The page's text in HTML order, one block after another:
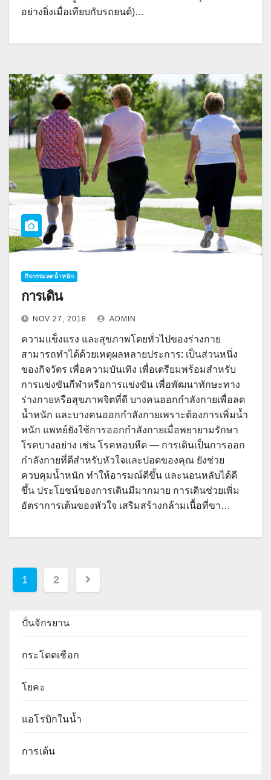
อย่างยิ่งเมื่อเทียบกับรถยนต์)…
กิจกรรมลดน้ำหนัก
การเดิน
NOV 27, 2018 ADMIN
ความแข็งแรง และสุขภาพโดยทั่วไปของร่างกาย
สามารถทำได้ด้วยเหตุผลหลายประการ: เป็นส่วนหนึ่ง
ของกิจวัตร เพื่อความบันเทิง เพื่อเตรียมพร้อมสำหรับ
การแข่งขันกีฬาหรือการแข่งขัน เพื่อพัฒนาทักษะทาง
ร่างกายหรือสุขภาพจิตที่ดี บางคนออกกำลังกายเพื่อลด
น้ำหนัก และบางคนออกกำลังกายเพราะต้องการเพิ่มน้ำ
หนัก แพทย์ยังใช้การออกกำลังกายเมื่อพยายามรักษา
โรคบางอย่าง เช่น โรคหอบหืด — การเดินเป็นการออก
กำลังกายที่ดีสำหรับหัวใจและปอดของคุณ ยังช่วย
ควบคุมน้ำหนัก ทำให้อารมณ์ดีขึ้น และนอนหลับได้ดี
ขึ้น ประโยชน์ของการเดินมีมากมาย การเดินช่วยเพิ่ม
อัตราการเต้นของหัวใจ เสริมสร้างกล้ามเนื้อที่ขา…
Posts
1 2
ปั่นจักรยาน
กระโดดเชือก
โยคะ
แอโรบิกในน้ำ
การเต้น